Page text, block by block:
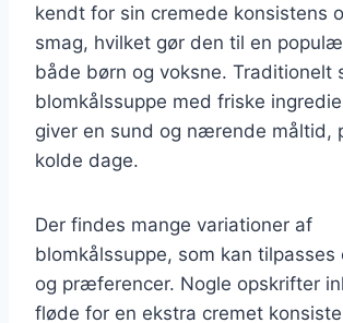
kendt for sin cremede konsistens
smag, hvilket gør den til en
både børn og voksne. Traditionelt
blomkålssuppe med friske
giver en sund og nærende måltid,
kolde dage.
Der findes mange variationer af
blomkålssuppe, som kan tilpasses
og præferencer. Nogle opskrifter
fløde for en ekstra cremet